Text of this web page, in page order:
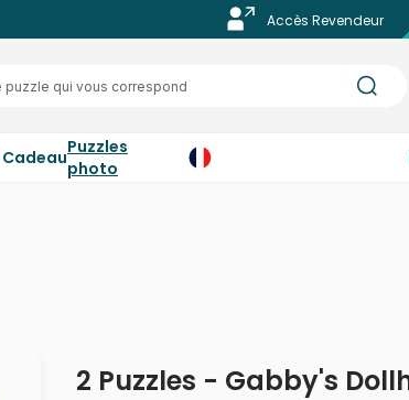
Accès Revendeur
Puzzles
photo
2 Puzzles - Gabby's